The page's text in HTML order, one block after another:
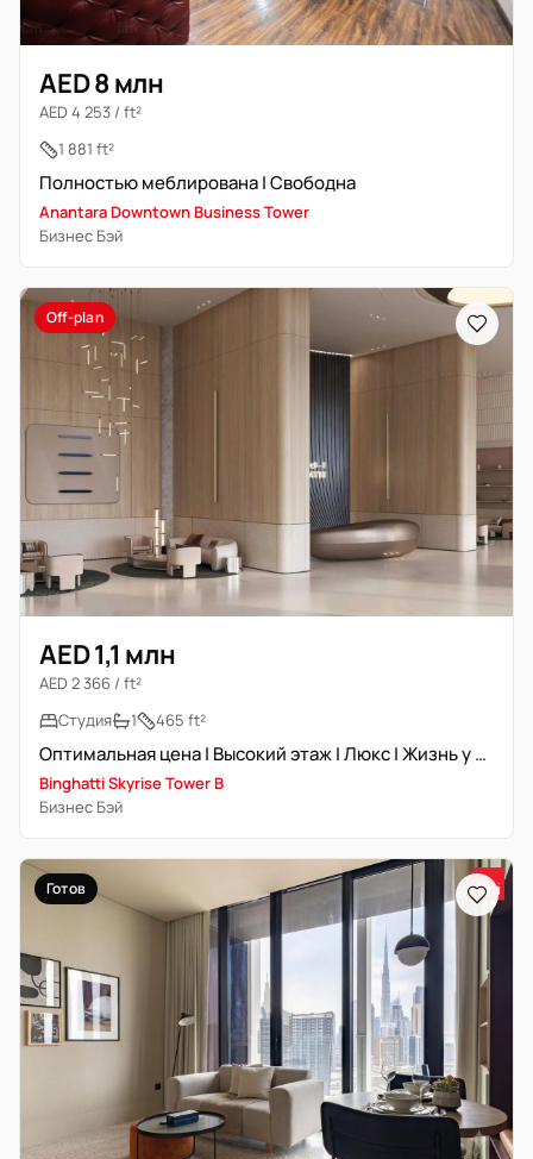
AED 8 млн
AED 4 253 / ft²
1 881 ft²
Полностью меблирована | Свободна
Anantara Downtown Business Tower
Бизнес Бэй
Off-plan
AED 1,1 млн
AED 2 366 / ft²
Студия
1 465 ft²
Оптимальная цена | Высокий этаж | Люкс | Жизнь у воды
Binghatti Skyrise Tower B
Бизнес Бэй
Готов